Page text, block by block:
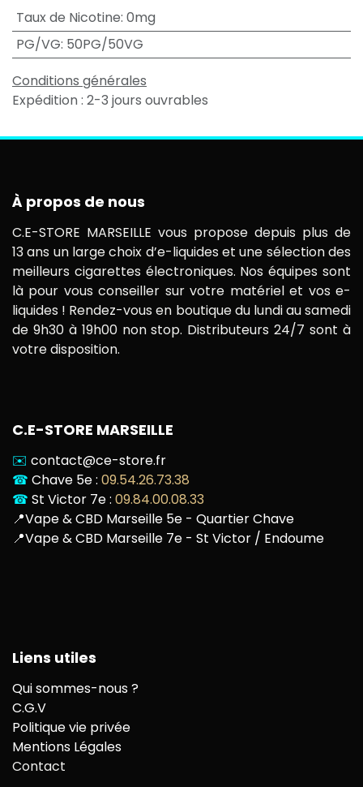
Taux de Nicotine: 0mg
PG/VG: 50PG/50VG
Conditions générales
Expédition : 2-3 jours ouvrables
À propos de nous
C.E-STORE MARSEILLE vous propose depuis plus de
13 ans un large choix d’e-liquides et une sélection des
meilleurs cigarettes électroniques. Nos équipes sont
là pour vous conseiller sur votre matériel et vos e-
liquides ! Rendez-vous en boutique du lundi au samedi
de 9h30 à 19h00 non stop. Distributeurs 24/7 sont à
votre disposition.
C.E-STORE MARSEILLE
✉️ contact@ce-store.fr
☎ Chave 5e : 09.54.26.73.38
☎ St Victor 7e : 09.84.00.08.33
📍Vape & CBD Marseille 5e - Quartier Chave
📍Vape & CBD Marseille 7e - St Victor / Endoume
Liens utiles
Qui sommes-nous ?
C.G.V
Politique vie privée
Mentions Légales
Contact